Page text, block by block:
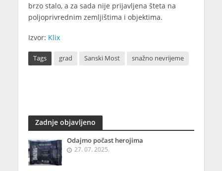
brzo stalo, a za sada nije prijavljena šteta na
poljoprivrednim zemljištima i objektima.
Izvor: Klix
Tags grad Sanski Most snažno nevrijeme
Zadnje objavljeno
Odajmo počast herojima
27. 07. 2025.